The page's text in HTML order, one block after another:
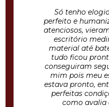
Só tenho
perfeito e
atenciosos,
escritório
material até
tudo ficou
conseguiram
mim pois meu
estava pronto,
perfeitas
como avalia